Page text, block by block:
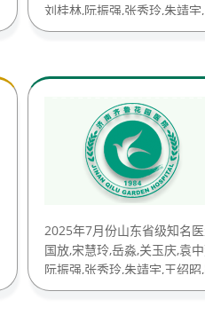
刘桂林,阮振强,张秀玲,朱靖
媛。......(2025-08-29)
2025年7月份山东省级知名
国放,宋慧玲,岳淼,关玉庆,袁
阮振强,张秀玲,朱靖宇,王绍
(2025-07-17)